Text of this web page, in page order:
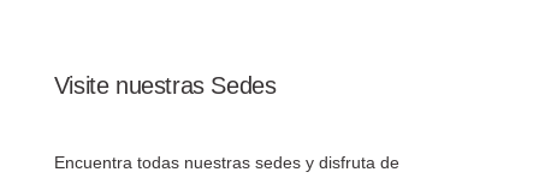
Visite nuestras Sedes
Encuentra todas nuestras sedes y disfruta de